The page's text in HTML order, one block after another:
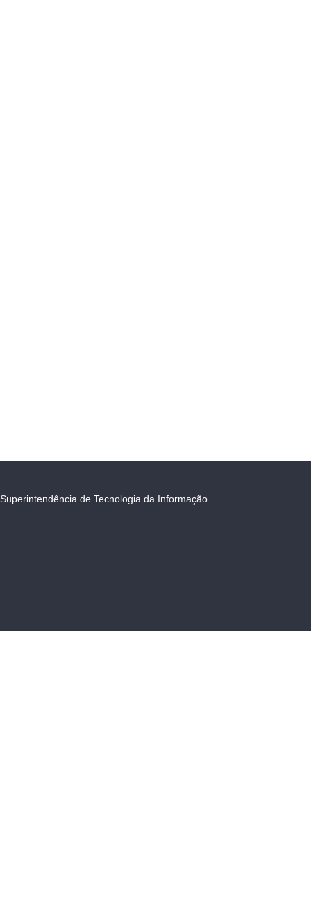
Superintendência de Tecnologia da Informação